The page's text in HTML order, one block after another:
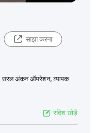
साझा करना
सरल अंकन ऑपरेशन, व्यापक
संदेश छोड़ें